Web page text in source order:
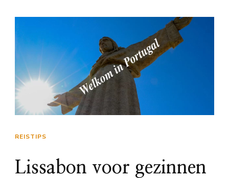
REISTIPS
Lissabon voor gezinnen